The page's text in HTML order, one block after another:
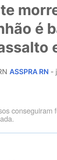
é
ASSPRA RN -
conseguiram